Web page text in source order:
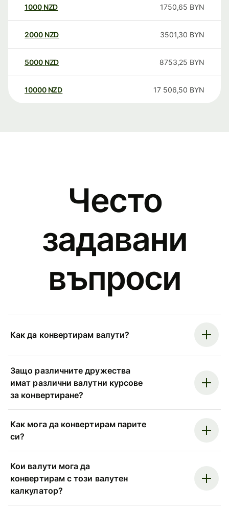
1000 NZD 1750,65 BYN
2000 NZD 3501,30 BYN
5000 NZD 8753,25 BYN
10000 NZD 17 506,50 BYN
Често
задавани
въпроси
Как да конвертирам валути?
Защо различните дружества
имат различни валутни курсове
за конвертиране?
Как мога да конвертирам парите
си?
Кои валути мога да
конвертирам с този валутен
калкулатор?